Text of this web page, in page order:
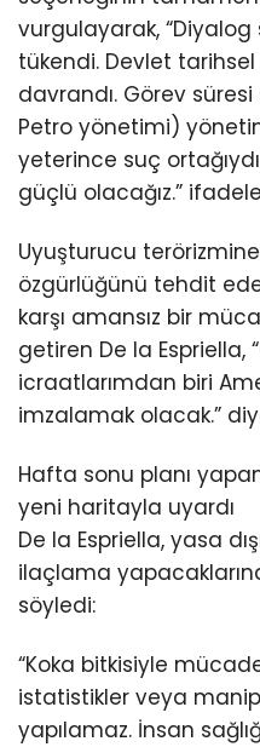
vurgulayarak,
tükendi. Devlet
davrandı. Görev
Petro yönetimi)
yeterince suç
güçlü olacağız.”
Uyuşturucu
özgürlüğünü tehdit
karşı amansız bir
getiren De la Espriella,
icraatlarımdan biri
imzalamak olacak.”
Hafta sonu planı
yeni haritayla uyardı
De la Espriella, yasa
ilaçlama
söyledi:
“Koka bitkisiyle
istatistikler veya
yapılamaz. İnsan